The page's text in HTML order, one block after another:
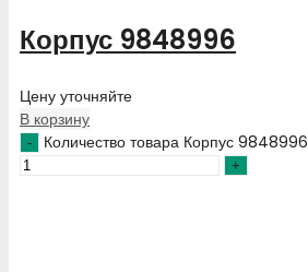
Корпус 9848996
Цену уточняйте
В корзину
Количество товара Корпус 9848996